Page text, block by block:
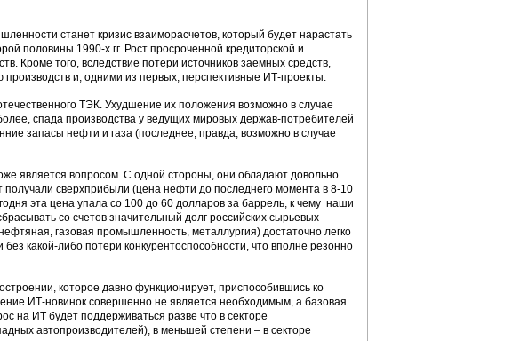
станет кризис взаиморасчетов, который будет нарастать
половины 1990-х гг. Рост просроченной кредиторской и
Кроме того, вследствие потери источников заемных средств,
и, одними из первых, перспективные ИТ-проекты.
ТЭК. Ухудшение их положения возможно в случае
спада производства у ведущих мировых держав-потребителей
запасы нефти и газа (последнее, правда, возможно в случае
является вопросом. С одной стороны, они обладают довольно
получали сверхприбыли (цена нефти до последнего момента в 8-10
эта цена упала со 100 до 60 долларов за баррель, к чему наши
со счетов значительный долг российских сырьевых
газовая промышленность, металлургия) достаточно легко
какой-либо потери конкурентоспособности, что вполне резонно
которое давно функционирует, приспособившись ко
ИТ-новинок совершенно не является необходимым, а базовая
на ИТ будет поддерживаться разве что в секторе
автопроизводителей), в меньшей степени – в секторе